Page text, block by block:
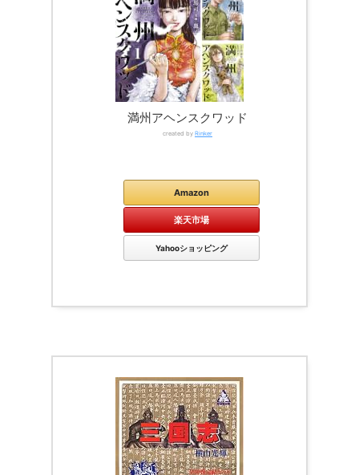
満州アヘンスクワッド
created by Rinker
Amazon
楽天市場
Yahooショッピング